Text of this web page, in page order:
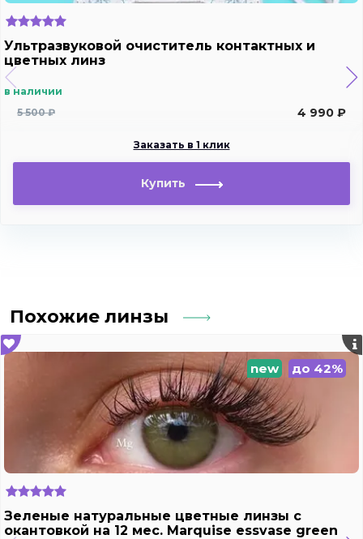
Ультразвуковой очиститель контактных и
цветных линз
в наличии
5 500 ₽
4 990 ₽
Заказать в 1 клик
Похожие линзы
new до 42%
Зеленые натуральные цветные линзы c
окантовкой на 12 мес. Marquise essvase green